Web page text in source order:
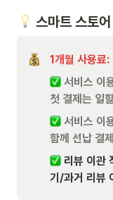
스마트 스토
1개월 사용
서비스 이
첫 결제는 일
서비스 이
함께 선납 결
리뷰 이관
기/과거 리뷰